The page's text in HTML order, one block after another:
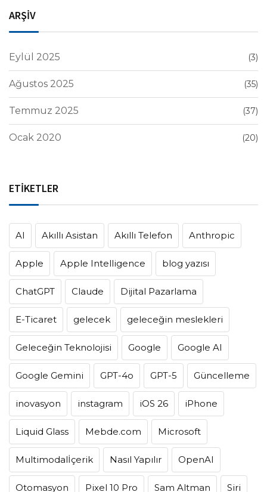
ARŞİV
Eylül 2025 (3)
Ağustos 2025 (35)
Temmuz 2025 (37)
Ocak 2020 (20)
ETİKETLER
AI Akıllı Asistan Akıllı Telefon Anthropic
Apple Apple Intelligence blog yazısı
ChatGPT Claude Dijital Pazarlama
E-Ticaret gelecek geleceğin meslekleri
Geleceğin Teknolojisi Google Google AI
Google Gemini GPT-4o GPT-5 Güncelleme
inovasyon instagram iOS 26 iPhone
Liquid Glass Mebde.com Microsoft
Multimodalİçerik Nasıl Yapılır OpenAI
Otomasyon Pixel 10 Pro Sam Altman Siri